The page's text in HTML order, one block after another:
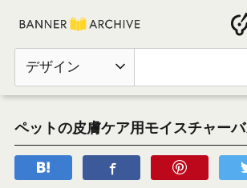
デザイン
ペットの皮膚ケア用モイスチャー